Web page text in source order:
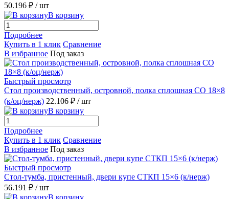
50.196 ₽ / шт
В корзину
Подробнее
Купить в 1 клик Сравнение
В избранное Под заказ
Быстрый просмотр
Стол производственный, островной, полка сплошная СО 18×8
(к/оц/нерж) 22.106 ₽ / шт
В корзину
Подробнее
Купить в 1 клик Сравнение
В избранное Под заказ
Быстрый просмотр
Стол-тумба, пристенный, двери купе СТКП 15×6 (к/нерж)
56.191 ₽ / шт
В корзину